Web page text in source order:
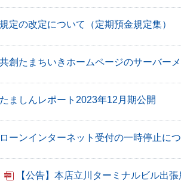
規定の改定について（定期預金規定集）
共創たまちいきホームページのサーバー
たましんレポート2023年12月期公開
ローンインターネット受付の一時停止に
【公告】本店立川ターミナルビル出